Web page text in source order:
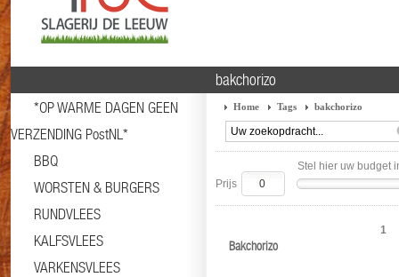
*OP WARME DAGEN GEEN
VERZENDING PostNL*
BBQ
WORSTEN & BURGERS
RUNDVLEES
KALFSVLEES
VARKENSVLEES
bakchorizo
Home Tags bakchorizo
Stel hier uw budget
Prijs
Bakchorizo
1